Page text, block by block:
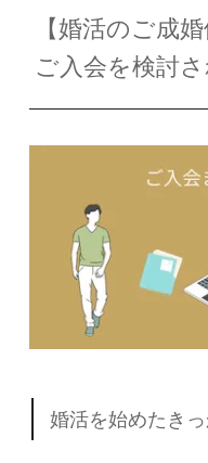
【婚活のご成
ご入会を検討
婚活を始めたき